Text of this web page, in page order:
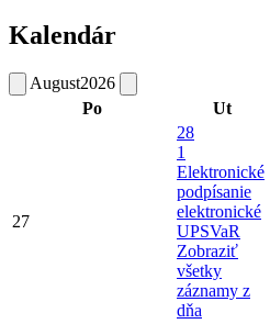
Kalendár
August2026
Po
Ut
27
28
1
Elektronické
podpísanie
elektronické
UPSVaR
Zobraziť
všetky
záznamy z
dňa